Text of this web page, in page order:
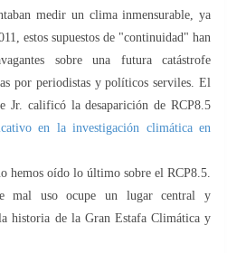
medir un clima inmensurable, ya
estos supuestos de "continuidad" han
sobre una futura catástrofe
por periodistas y políticos serviles. El
Jr. calificó la desaparición de RCP8.5
en la investigación climática en
hemos oído lo último sobre el RCP8.5.
mal uso ocupe un lugar central y
historia de la Gran Estafa Climática y